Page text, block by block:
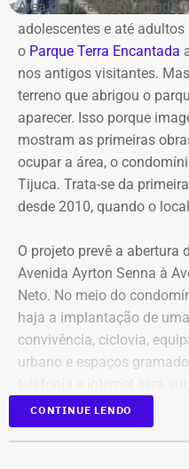
definitiva.
Declarações de
Em 2016, na reeleição,
mil.
Já em 2020, quando
de Meriti e foi derrotado,
mil, formado por R$ 200
uma caminhonete
mil.
Área de lazer frequentada
adolescentes e até
o Parque Terra Encantada
nos antigos visitantes.
terreno que abrigou o
aparecer. Isso porque
mostram as primeiras
ocupar a área, o
Tijuca. Trata-se da
desde 2010, quando o
O projeto prevê a abertura
Avenida Ayrton Senna à
Neto. No meio do
haja a implantação de
convivência, ciclovia,
urbano e espaços
condomínio deve ter 43
bicicletários, com
CONTINUE LENDO